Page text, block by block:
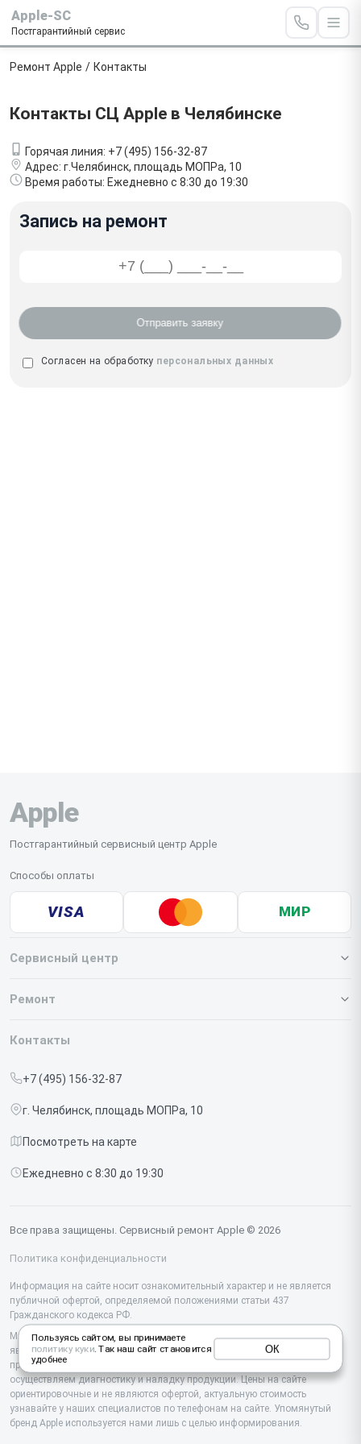
Apple-SC
Постгарантийный сервис
Ремонт Apple / Контакты
Контакты СЦ Apple в Челябинске
Горячая линия: +7 (495) 156-32-87
Адрес: г.Челябинск, площадь МОПРа, 10
Время работы: Ежедневно с 8:30 до 19:30
Запись на ремонт
Отправить заявку
Согласен на обработку персональных данных
Apple
Постгарантийный сервисный центр Apple
Способы оплаты
VISA МИР
Сервисный центр
О нашем сервисе
Срочный ремонт
Доставка и способы оплаты
Диагностика
Контакты
Ремонт
Iphone
Studio Display
Vision Pro
Контакты
+7 (495) 156-32-87
г. Челябинск, площадь МОПРа, 10
Посмотреть на карте
Ежедневно с 8:30 до 19:30
Все права защищены. Сервисный ремонт Apple © 2026
Политика конфиденциальности
Информация на сайте носит ознакомительный характер и не является
публичной офертой, определяемой положениями статьи 437
Гражданского кодекса РФ.
Мы специализируемся на обслуживании и ремонте техники Apple, но не
являемся их официальным представителем. Предоставляем
профессиональные услуги после истечения гарантии, а также
осуществляем диагностику и наладку продукции. Цены на сайте
ориентировочные и не являются офертой, актуальную стоимость
узнавайте у наших специалистов по телефонам на сайте. Упомянутый
бренд Apple используется нами лишь с целью информирования.
Пользуясь сайтом, вы принимаете
политику куки. Так наш сайт становится
удобнее
ОК